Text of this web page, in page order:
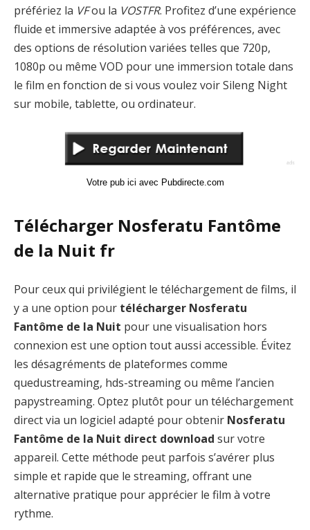
préfériez la VFou la VOSTFR. Profitez d’une expérience
fluide et immersive adaptée à vos préférences, avec
des options de résolution variées telles que 720p,
1080p ou même VOD pour une immersion totale dans
le film en fonction de si vous voulez voir Sileng Night
sur mobile, tablette, ou ordinateur.
Votre pub ici avec Pubdirecte.com
Télécharger Nosferatu Fantôme
de la Nuit fr
Pour ceux qui privilégient le téléchargement de films, il
y a une option pour télécharger Nosferatu
Fantôme de la Nuit pour une visualisation hors
connexion est une option tout aussi accessible. Évitez
les désagréments de plateformes comme
quedustreaming, hds-streaming ou même l’ancien
papystreaming. Optez plutôt pour un téléchargement
direct via un logiciel adapté pour obtenir Nosferatu
Fantôme de la Nuit direct download sur votre
appareil. Cette méthode peut parfois s’avérer plus
simple et rapide que le streaming, offrant une
alternative pratique pour apprécier le film à votre
rythme.